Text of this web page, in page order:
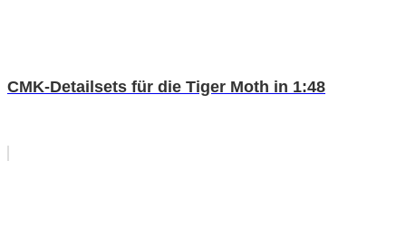
CMK-Detailsets für die Tiger Moth in 1:48